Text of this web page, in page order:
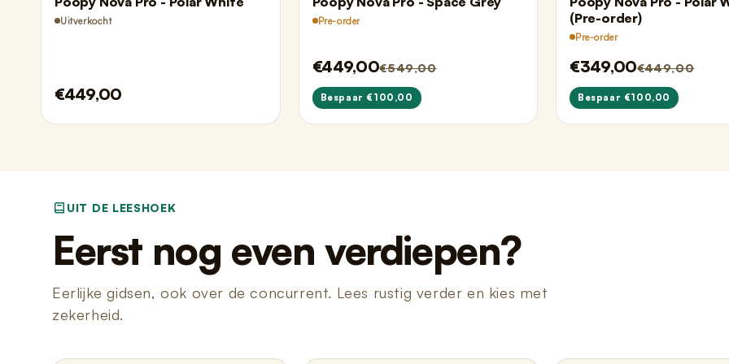
Uitverkocht
€449,00
Pre-order
€449,00€549,00
Bespaar €100,00
(Pre-order)
Pre-order
€349,00€449,00
Bespaar €100,00
UIT DE LEESHOEK
Eerst nog even verdiepen?
Eerlijke gidsen, ook over de concurrent. Lees rustig verder en kies met
zekerheid.